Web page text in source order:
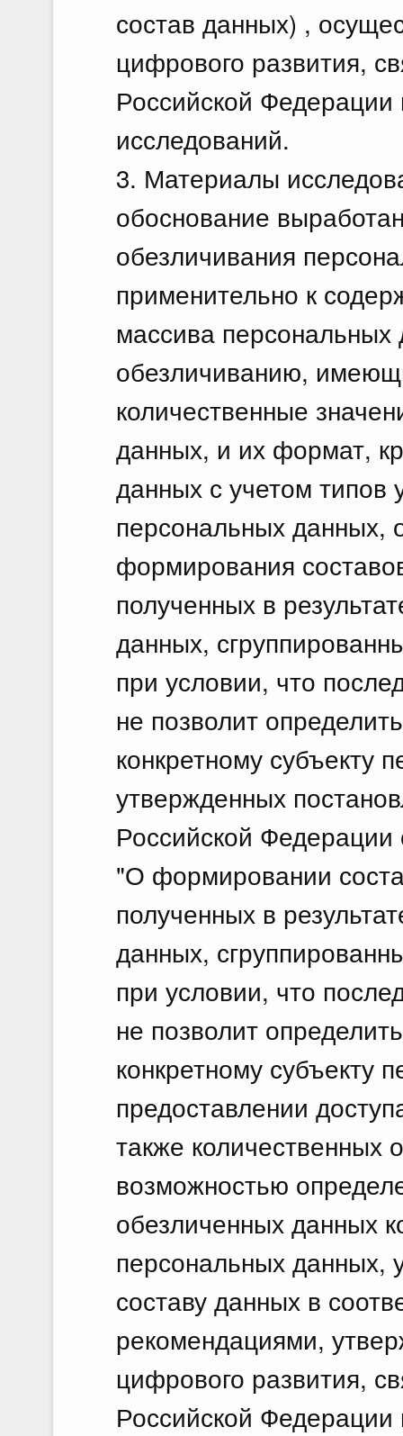
состав данных) ,
цифрового развития,
Российской
исследований.
3. Материалы
обоснование
обезличивания
применительно к
массива
обезличиванию,
количественные
данных, и их формат,
данных с учетом типов
персональных данных,
формирования
полученных в
данных,
при условии, что
не позволит
конкретному субъекту
утвержденных
Российской
"О формировании
полученных в
данных,
при условии, что
не позволит
конкретному субъекту
предоставлении
также количественных
возможностью
обезличенных данных
персональных данных,
составу данных в
рекомендациями,
цифрового развития,
Российской